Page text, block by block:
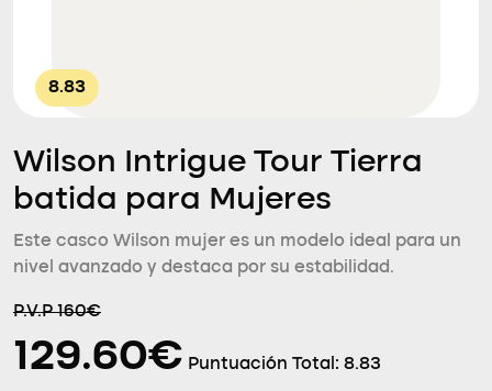
8.83
Wilson Intrigue Tour Tierra
batida para Mujeres
Este casco Wilson mujer es un modelo ideal para un
nivel avanzado y destaca por su estabilidad.
P.V.P 160€
129.60€ Puntuación Total: 8.83